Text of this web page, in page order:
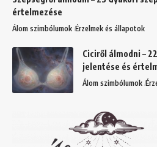
értelmezése
Álom szimbólumok Érzelmek és állapotok
Ciciről álmodni –
jelentése és
Álom szimbólumok